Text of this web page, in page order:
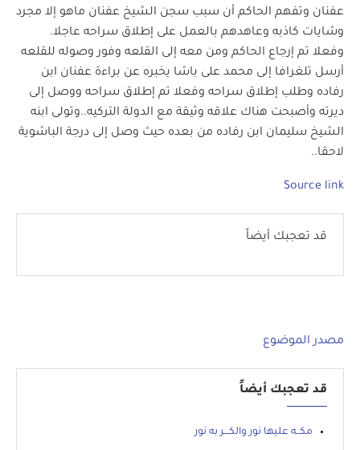
عفنان وتفهم الحاكم أن سبب سجن الشيخ عفنان ماهو إلا مجرد
وشايات كاذبه وعاهدهم بالعمل على إطلاق سراحه عاجلا.
وفعلا تم إرجاع الحاكم ومن معه إلى القلعه وفور وصوله للقلعه
أرسل تلغرافا إلى محمد على باشا يخبره عن براءة عفنان ابن
رفاده وطلب إطلاق سراحه وفعلا تم إطلاق سراحه ووصل إلى
ديرته وأصبحت هناك علاقه وثيقة مع الدولة التركيه..وتولى ابنه
الشيخ سليمان ابن رفاده من بعده حيث وصل إلى درجة الباشوية
لاحقا..
Source link
قد تعجبك أيضاً
مصدر الموضوع
قد تعجبك أيضاً
مكــه عليها نور والكـــر به نور